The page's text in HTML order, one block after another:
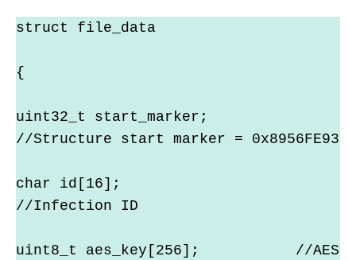
struct file_data
{
uint32_t start_marker;
//Structure start marker = 0x8956FE93
char id[16];
//Infection ID
uint8_t aes_key[256];           //AES